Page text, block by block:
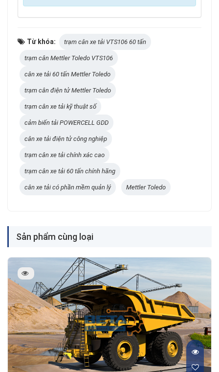
Từ khóa: trạm cân xe tải VTS106 60 tấn
trạm cân Mettler Toledo VTS106
cân xe tải 60 tấn Mettler Toledo
trạm cân điện tử Mettler Toledo
trạm cân xe tải kỹ thuật số
cảm biến tải POWERCELL GDD
cân xe tải điện tử công nghiệp
trạm cân xe tải chính xác cao
trạm cân xe tải 60 tấn chính hãng
cân xe tải có phần mềm quản lý Mettler Toledo
Sản phẩm cùng loại